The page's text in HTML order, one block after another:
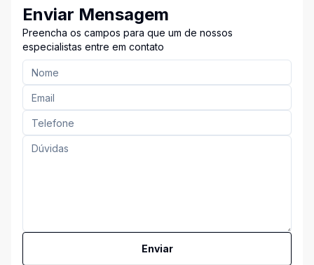
Enviar Mensagem
Preencha os campos para que um de nossos
especialistas entre em contato
Enviar